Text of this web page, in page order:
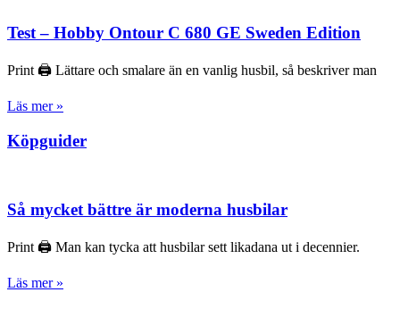
Test – Hobby Ontour C 680 GE Sweden Edition
Print 🖨 Lättare och smalare än en vanlig husbil, så beskriver man
Läs mer »
Köpguider
Så mycket bättre är moderna husbilar
Print 🖨 Man kan tycka att husbilar sett likadana ut i decennier.
Läs mer »